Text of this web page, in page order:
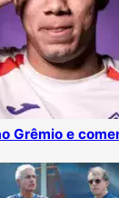
Grêmio e